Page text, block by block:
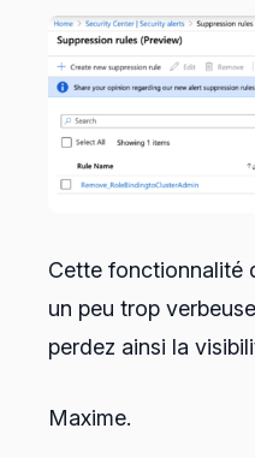
Cette fonctionnalité
un peu trop
perdez ainsi la
Maxime.